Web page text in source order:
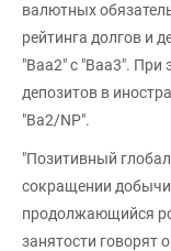
валютных
рейтинга долгов и
"Baa2" с "Baa3". При
депозитов в
"Ba2/NP".
"Позитивный
сокращении добычи
продолжающийся
занятости говорят